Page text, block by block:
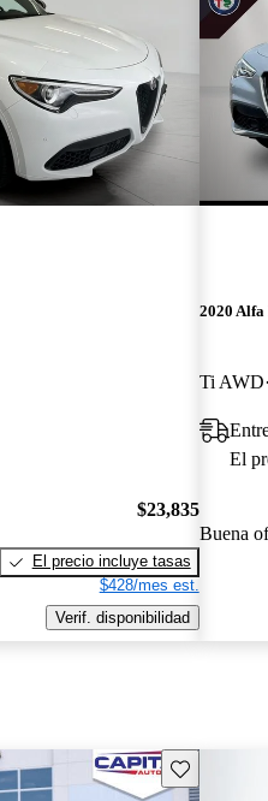
$23,835
El precio incluye tasas
$428/mes est.
Verif. disponibilidad
2020 Alfa
Ti AWD
El
Buena
Guarda este